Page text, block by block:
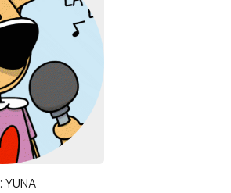
YUNA